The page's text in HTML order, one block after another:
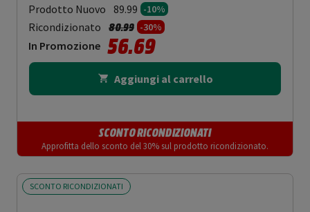
Prodotto Nuovo 89.99 -10%
Ricondizionato Prezzo ridotto da
80.99a-30%
In Promozione 56.69
Aggiungi al carrello
SCONTO RICONDIZIONATI
Approfitta dello sconto del 30% sul prodotto ricondizionato.
SCONTO RICONDIZIONATI